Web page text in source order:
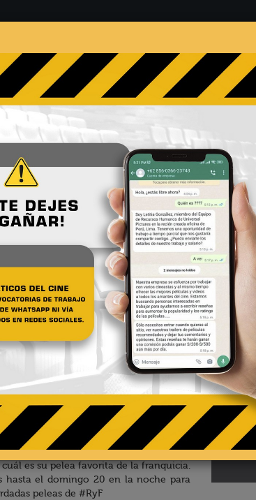
de Rápidos y
Gibson, protagonistas deRápidos y
es su pelea favorita de la franquicia.
hasta el domingo 20 en la noche para
peleas de #RyF
02 - 10
El